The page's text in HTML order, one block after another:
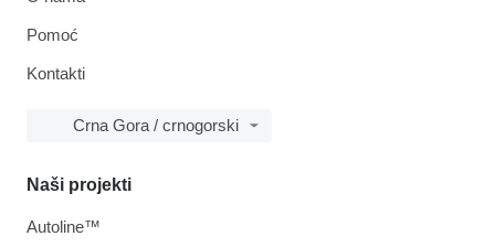
Pomoć
Kontakti
Crna Gora / crnogorski
Naši projekti
Autoline™